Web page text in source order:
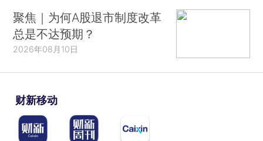
聚焦｜为何A股退市制度改革
总是不达预期？
2026年08月10日
财新移动